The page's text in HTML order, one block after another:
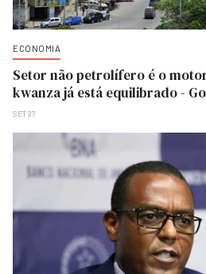
ECONOMIA
Setor não petrolífero é o
kwanza já está equilibrado -
SET 27